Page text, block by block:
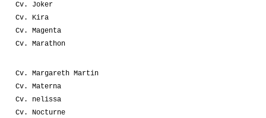
Cv. Joker
Cv. Kira
Cv. Magenta
Cv. Marathon
Cv. Margareth Martin
Cv. Materna
Cv. nelissa
Cv. Nocturne